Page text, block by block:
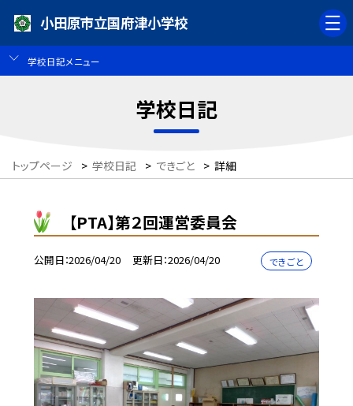
小田原市立国府津小学校
学校日記メニュー
学校日記
トップページ > 学校日記 > できごと > 詳細
【PTA】第２回運営委員会
公開日 2026/04/20 更新日 2026/04/20 できごと